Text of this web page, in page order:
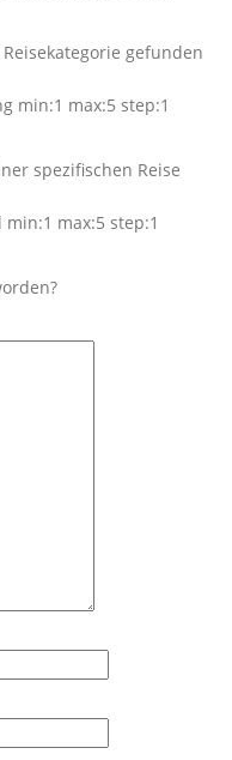
gefunden
min:1 max:5 step:1
spezifischen Reise
max:5 step:1